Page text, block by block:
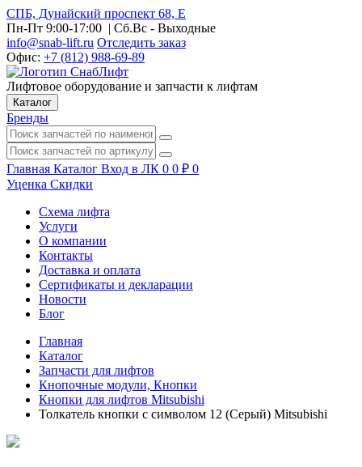
СПБ, Дунайский проспект 68, Е
Пн-Пт 9:00-17:00 | Сб.Вс - Выходные
info@snab-lift.ru Отследить заказ
Офис: +7 (812) 988-69-89
Лифтовое оборудование и запчасти к лифтам
Каталог
Бренды
Главная Каталог Вход в ЛК 0 0 ₽ 0
Уценка Скидки
Схема лифта
Услуги
О компании
Контакты
Доставка и оплата
Сертификаты и декларации
Новости
Блог
Главная
Каталог
Запчасти для лифтов
Кнопочные модули, Кнопки
Кнопки для лифтов Mitsubishi
Толкатель кнопки с символом 12 (Серый) Mitsubishi